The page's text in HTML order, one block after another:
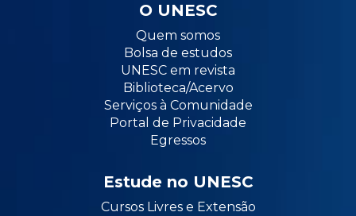
O UNESC
Quem somos
Bolsa de estudos
UNESC em revista
Biblioteca/Acervo
Serviços à Comunidade
Portal de Privacidade
Egressos
Estude no UNESC
Cursos Livres e Extensão